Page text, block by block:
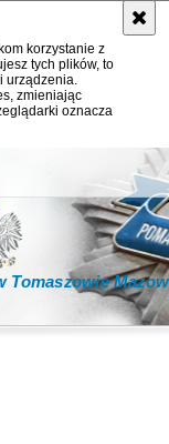
korzystanie z
tych plików, to
urządzenia.
zmieniając
oznacza
Tomaszowie